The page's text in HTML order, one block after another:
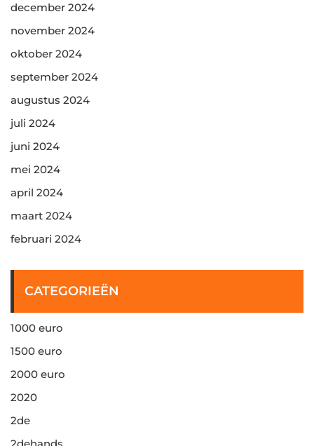
december 2024
november 2024
oktober 2024
september 2024
augustus 2024
juli 2024
juni 2024
mei 2024
april 2024
maart 2024
februari 2024
CATEGORIEËN
1000 euro
1500 euro
2000 euro
2020
2de